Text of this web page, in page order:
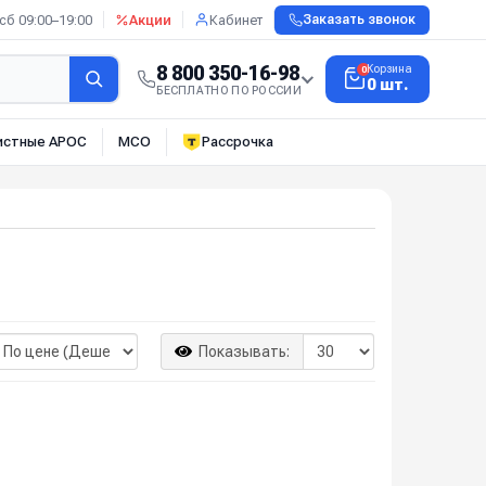
09:00–19:00 Акции Кабинет Заказать звонок
8 800 350-16-98
БЕСПЛАТНО ПО РОССИИ
0Корзина
0 шт.
АРОС МСО Рассрочка
Показывать: